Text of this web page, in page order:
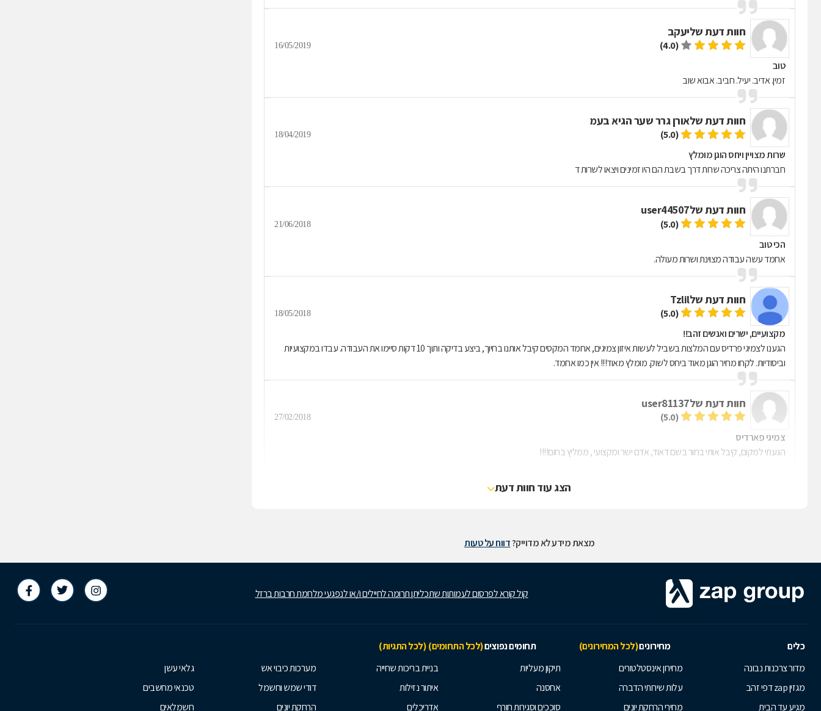
חוות דעת שליעקב
(4.0)
16/05/2019
טוב
זמין. אדיב. יעיל. חביב. אבוא שוב
חוות דעת שלאורן גרר שער הגיא בעמ
(5.0)
18/04/2019
שרות מצויין ויחס הוגן מומלץ
חברתנו היתה צריכה שרות דרך בשבת הם היו זמינים ויצאו לשרות ד
חוות דעת שלuser44507
(5.0)
21/06/2018
הכי טוב
אחמד עשה עבודה מצוינת ושרות מעולה.
חוות דעת שלTzlil
(5.0)
18/05/2018
מקצועיים, ישרים ואנשים זהב!!
הגענו לצמיגי פרדיס עם המלצות בשביל לעשות איזון צמיגים, אחמד המקסים קיבל אותנו בחיוך, ביצע בדיקה ותוך 10 דקות סיימו את העבודה. עבדו במקצועיות
וביסודיות. לקחו מחיר הוגן מאוד ביחס לשוק. מומלץ מאוד!!! אין כמו אחמד.
חוות דעת שלuser81137
(5.0)
27/02/2018
צמיגי פארדיס
הגעתי למקום, קיבל אותי בחור בשם דאוד, אדם ישר ומקצועי , ממליץ בחום!!!!
הצג עוד חוות דעת
מצאת מידע לא מדוייק?דווח על טעות
קול קורא לפרסום לעמותות שתכליתן תרומה לחיילים ו/או לנפגעי מלחמת חרבות ברזל
כלים מחירונים(לכל המחירונים) תחומים נפוצים(לכל התחומים) (לכל התגיות)
מדור צרכנות נבונה
מגזין zap דפי זהב
מגיע עד הבית
מחירון אינסטלטורים
עלות שירותי הדברה
מחירי הרחקת יונים
תיקון מעליות
אחסנה
סוככים וסגירות חורף
בניית בריכות שחייה
איתור נזילות
אדריכלים
מערכות כיבוי אש
דודי שמש וחשמל
הרחקת יונים
גלאי עשן
טכנאי מחשבים
חשמלאים